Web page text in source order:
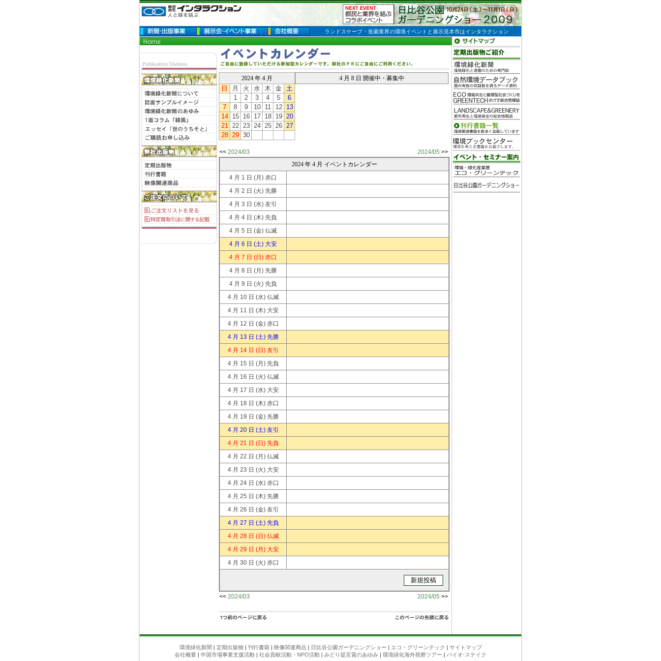
ランドスケープ・造園業界の環境イベントと展示見本市はインタラクション
2024 年 4 月
日 月 火 水 木 金
土
1
2 3 4 5
6
7
8 9 10 11 12
13
14
15 16 17 18 19 20
21 22 23 24 25 26 27
28 29 30
4 月 8 日 開催中・募集中
<< 2024/03 2024/05 >>
2024 年 4 月 イベントカレンダー
4 月 1 日 (月) 赤口
4 月 2 日 (火) 先勝
4 月 3 日 (水) 友引
4 月 4 日 (木) 先負
4 月 5 日 (金) 仏滅
4 月 6 日 (土) 大安
4 月 7 日 (日) 赤口
4 月 8 日 (月) 先勝
4 月 9 日 (火) 先負
4 月 10 日 (水) 仏滅
4 月 11 日 (木) 大安
4 月 12 日 (金) 赤口
4 月 13 日 (土) 先勝
4 月 14 日 (日) 友引
4 月 15 日 (月) 先負
4 月 16 日 (火) 仏滅
4 月 17 日 (水) 大安
4 月 18 日 (木) 赤口
4 月 19 日 (金) 先勝
4 月 20 日 (土) 友引
4 月 21 日 (日) 先負
4 月 22 日 (月) 仏滅
4 月 23 日 (火) 大安
4 月 24 日 (水) 赤口
4 月 25 日 (木) 先勝
4 月 26 日 (金) 友引
4 月 27 日 (土) 先負
4 月 28 日 (日) 仏滅
4 月 29 日 (月) 大安
4 月 30 日 (火) 赤口
<< 2024/03 2024/05 >>
環境緑化新聞 | 定期出版物| 刊行書籍| 映像関連商品| 日比谷公園ガーデニングショー | エコ・グリーンテック | サイトマップ
会社概要 | 中国市場事業支援活動 | 社会貢献活動・NPO活動 | みどり提言賞のあゆみ | 環境緑化海外視察ツアー | バイオ-ステイク